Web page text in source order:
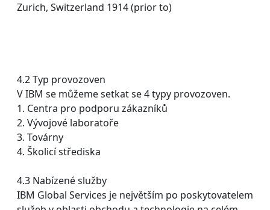
Zurich, Switzerland 1914 (prior to)
4.2 Typ provozoven
V IBM se můžeme setkat se 4 typy provozoven.
1. Centra pro podporu zákazníků
2. Vývojové laboratoře
3. Továrny
4. Školicí střediska
4.3 Nabízené služby
IBM Global Services je největším po poskytovatelem